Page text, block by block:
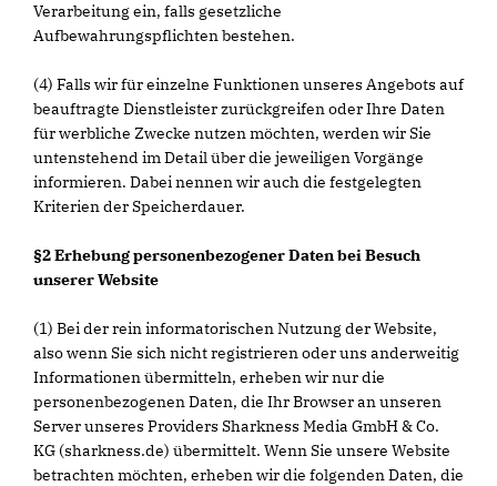
Verarbeitung ein, falls gesetzliche
Aufbewahrungspflichten bestehen.
(4) Falls wir für einzelne Funktionen unseres Angebots auf
beauftragte Dienstleister zurückgreifen oder Ihre Daten
für werbliche Zwecke nutzen möchten, werden wir Sie
untenstehend im Detail über die jeweiligen Vorgänge
informieren. Dabei nennen wir auch die festgelegten
Kriterien der Speicherdauer.
§2 Erhebung personenbezogener Daten bei Besuch
unserer Website
(1) Bei der rein informatorischen Nutzung der Website,
also wenn Sie sich nicht registrieren oder uns anderweitig
Informationen übermitteln, erheben wir nur die
personenbezogenen Daten, die Ihr Browser an unseren
Server unseres Providers Sharkness Media GmbH & Co.
KG (sharkness.de) übermittelt. Wenn Sie unsere Website
betrachten möchten, erheben wir die folgenden Daten, die